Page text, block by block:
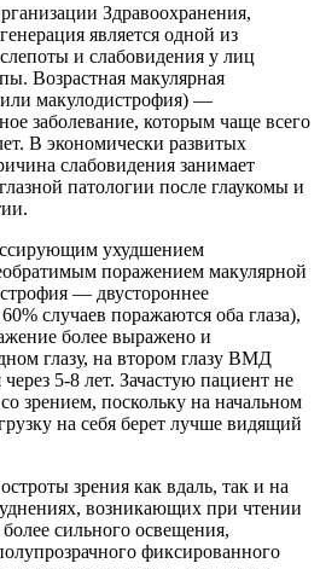
Здравоохранения,
является одной из
и слабовидения у лиц
Возрастная макулярная
макулодистрофия) —
заболевание, которым чаще всего
В экономически развитых
слабовидения занимает
патологии после глаукомы и
ухудшением
поражением макулярной
— двустороннее
случаев поражаются оба глаза),
более выражено и
глазу, на втором глазу ВМД
5-8 лет. Зачастую пациент не
зрением, поскольку на начальном
на себя берет лучше видящий
зрения как вдаль, так и на
возникающих при чтении
сильного освещения,
фиксированного